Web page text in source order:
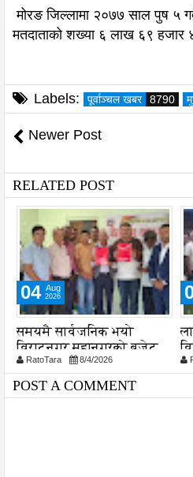
मोरङ जिल्लामा २०७७ साल पुष ५
मतदाताको शख्या ६ लाख ६९
Labels: पूर्वाञ्चल खबर 8790
Newer Post
RELATED POST
04 Aug
2026
समयमै सार्वजनिक भयो
विराटनगर महानगरको बजेट
पुस्तिका, कार्यान्वयन प्रक्रिया
पनि सुरु
RatoTara 8/4/2026
POST A COMMENT